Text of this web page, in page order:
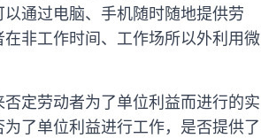
通过电脑、手机随时随地提供劳
非工作时间、工作场所以外利用微
定劳动者为了单位利益而进行的实
了单位利益进行工作，是否提供了